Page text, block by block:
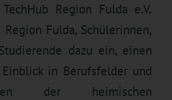
Region Fulda e.V.
Fulda, Schülerinnen,
dazu ein, einen
in Berufsfelder und
der heimischen